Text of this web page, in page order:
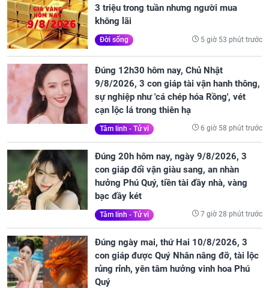
3 triệu trong tuần nhưng người mua
không lãi
Đời sống 5 giờ 53 phút trước
Đúng 12h30 hôm nay, Chủ Nhật
9/8/2026, 3 con giáp tài vận hanh thông,
sự nghiệp như 'cá chép hóa Rồng', vét
cạn lộc lá trong thiên hạ
Tâm linh - Tử vi 6 giờ 58 phút trước
Đúng 20h hôm nay, ngày 9/8/2026, 3
con giáp đổi vận giàu sang, an nhàn
hưởng Phú Quý, tiền tài đầy nhà, vàng
bạc đầy két
Tâm linh - Tử vi 7 giờ 28 phút trước
Đúng ngày mai, thứ Hai 10/8/2026, 3
con giáp được Quý Nhân nâng đỡ, tài lộc
rủng rỉnh, yên tâm hưởng vinh hoa Phú
Quý